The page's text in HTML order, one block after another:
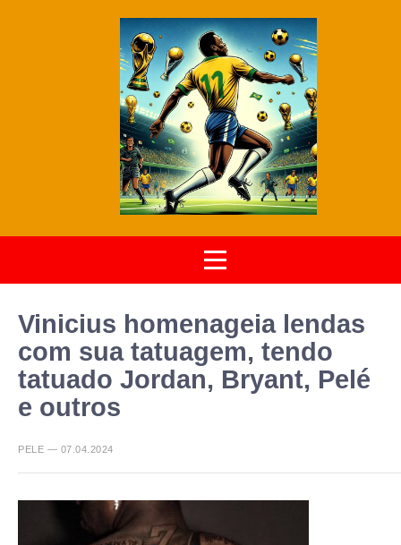
Vinicius homenageia lendas
com sua tatuagem, tendo
tatuado Jordan, Bryant, Pelé
e outros
PELE — 07.04.2024